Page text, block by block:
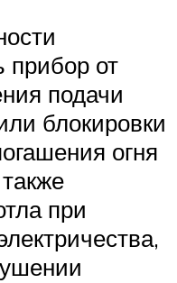
прибор от
подачи
блокировки
огня
при